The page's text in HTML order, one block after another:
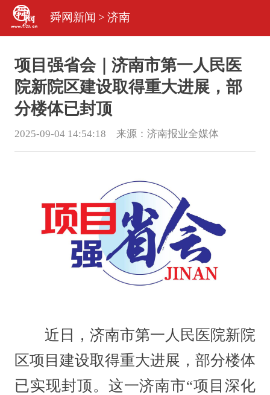
舜网新闻 > 济南
项目强省会｜济南市第一人民医
院新院区建设取得重大进展，部
分楼体已封顶
2025-09-04 14:54:18 来源： 济南报业全媒体
近日，济南市第一人民医院新院
区项目建设取得重大进展，部分楼体
已实现封顶。这一济南市“项目深化